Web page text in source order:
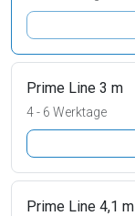
Prime Line 3 m
4 - 6 Werktage
Prime Line 4,1 m